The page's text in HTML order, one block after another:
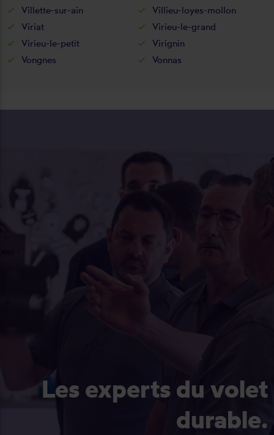
Villette-sur-ain
Villieu-loyes-mollon
Viriat
Virieu-le-grand
Virieu-le-petit
Virignin
Vongnes
Vonnas
Les experts du volet
durable.